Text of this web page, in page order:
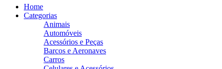
Home
Categorias
Animais
Automóveis
Acessórios e Peças
Barcos e Aeronaves
Carros